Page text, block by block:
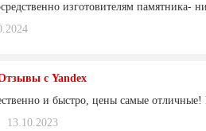
изготовителям памятника-
с Yandex
и быстро, цены самые
13.10.2023